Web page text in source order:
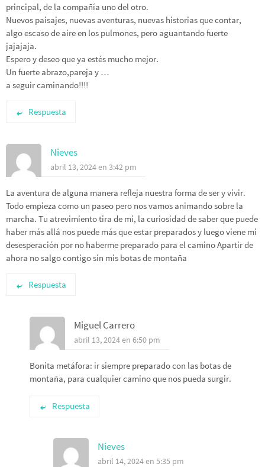
principal, de la compañía uno del otro.
Nuevos paisajes, nuevas aventuras, nuevas historias que contar,
algo escaso de aire en los pulmones, pero aguantando fuerte
jajajaja.
Espero y deseo que ya estés mucho mejor.
Un fuerte abrazo,pareja y …
a seguir caminando!!!!
Respuesta
Nieves
abril 13, 2024 en 3:42 pm
La aventura de alguna manera refleja nuestra forma de ser y vivir.
Todo empieza como un paseo pero nos vamos animando sobre la
marcha. Tu atrevimiento tira de mi, la curiosidad de saber que puede
haber más allá nos puede más que estar preparados y luego viene mi
desesperación por no haberme preparado para el camino Apartir de
ahora no salgo contigo sin mis botas de montaña
Respuesta
Miguel Carrero
abril 13, 2024 en 6:50 pm
Bonita metáfora: ir siempre preparado con las botas de
montaña, para cualquier camino que nos pueda surgir.
Respuesta
Nieves
abril 14, 2024 en 5:35 pm